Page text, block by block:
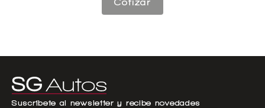
Cotizar
Suscríbete al newsletter y recibe novedades